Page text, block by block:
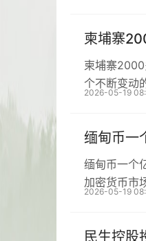
柬埔寨
柬埔寨2000
个不断变动
2026-05-19
缅甸币一
缅甸币一个
加密货币市
2026-05-19
民生控股